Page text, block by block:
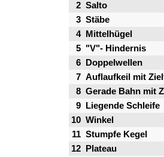
2 Salto
3 Stäbe
4
Mittelhügel
5 "V"- Hindernis
6
Doppelwellen
7 Auflaufkeil mit
8 Gerade Bahn mit
9
Liegende Schleife
10 Winkel
11 Stumpfe Kegel
12
Plateau